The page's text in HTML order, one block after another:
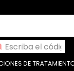
DE